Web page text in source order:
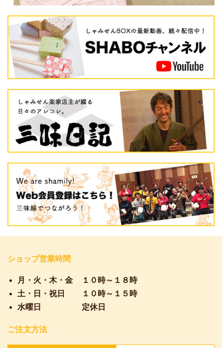
ショップ営業時間
月・火・木・金
１０時～１８時
土・日・祝日
１０時～１５時
水曜日
定休日
ご注文方法